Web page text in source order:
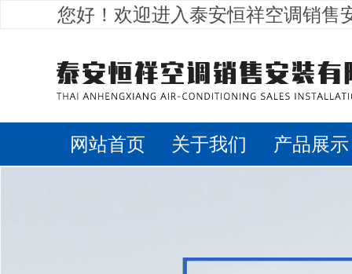
您好！欢迎进入泰安恒祥空调销售
网站首页 关于我们 产品展示